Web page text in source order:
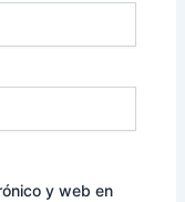
y web en